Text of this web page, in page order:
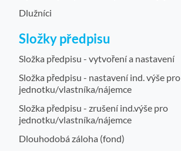
Dlužníci
Složky předpisu
Složka předpisu - vytvoření a nastavení
Složka předpisu - nastavení ind. výše pro
jednotku/vlastníka/nájemce
Složka předpisu - zrušení ind.výše pro
jednotku/vlastníka/nájemce
Dlouhodobá záloha (fond)